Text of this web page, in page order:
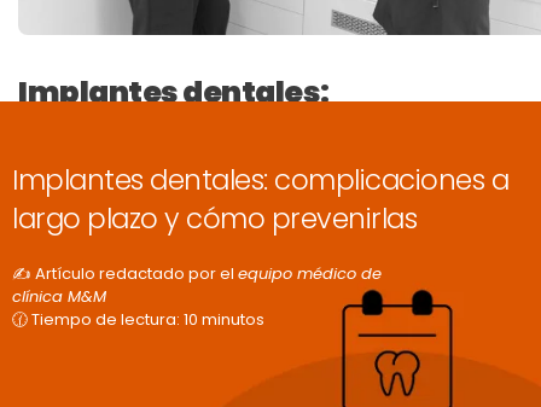
Implantes dentales:
cómo prevenirlas
Implantes dentales: complicaciones a
largo plazo y cómo prevenirlas
✍️ Artículo redactado por el equipo médico de
clínica M&M
🕜 Tiempo de lectura: 10 minutos